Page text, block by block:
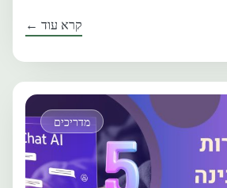
קרא עוד ←
מדריכים